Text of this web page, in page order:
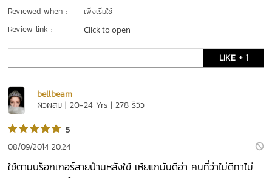
Reviewed when : เพิ่งเริ่มใช้
Review link : Click to open
LIKE + 1
bellbeam
ผิวผสม | 20-24 Yrs | 278 รีวิว
5
08/09/2014 20:24
ใช้ตามบร็อกเกอร์สายป่านหลังใข้ เห้ยแกมันดีอ่า คนที่ว่าไม่ดีทาไม่